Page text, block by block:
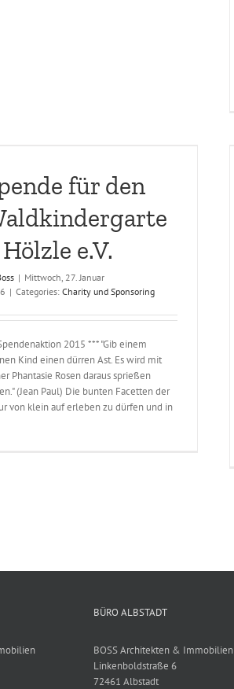
für den
e.V.
| Mittwoch, 27. Januar
| Categories:Charity und Sponsoring
2015 *** "Gib einem
Kind einen dürren Ast. Es wird mit
Phantasie Rosen daraus sprießen
(Jean Paul) Die bunten Facetten der
von klein auf erleben zu dürfen und in
Büroevent
BÜRO ALBSTADT
BOSS Architekten & Immobilien
Linkenboldstraße 6
72461 Albstadt